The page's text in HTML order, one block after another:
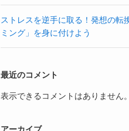
ストレスを逆手に取る！発想の転
ミング」を身に付けよう
最近のコメント
表示できるコメントはありません。